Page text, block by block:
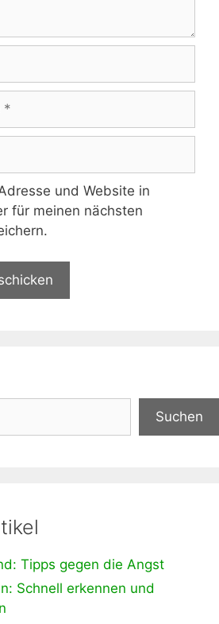
und Website in
für meinen nächsten
Suchen
Tipps gegen die Angst
Schnell erkennen und